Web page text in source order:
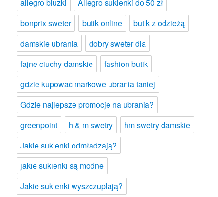
allegro bluzki
Allegro sukienki do 50 zł
bonprix sweter
butik online
butik z odzieżą
damskie ubrania
dobry sweter dla
fajne ciuchy damskie
fashion butik
gdzie kupować markowe ubrania taniej
Gdzie najlepsze promocje na ubrania?
greenpoint
h & m swetry
hm swetry damskie
Jakie sukienki odmładzają?
jakie sukienki są modne
Jakie sukienki wyszczuplają?